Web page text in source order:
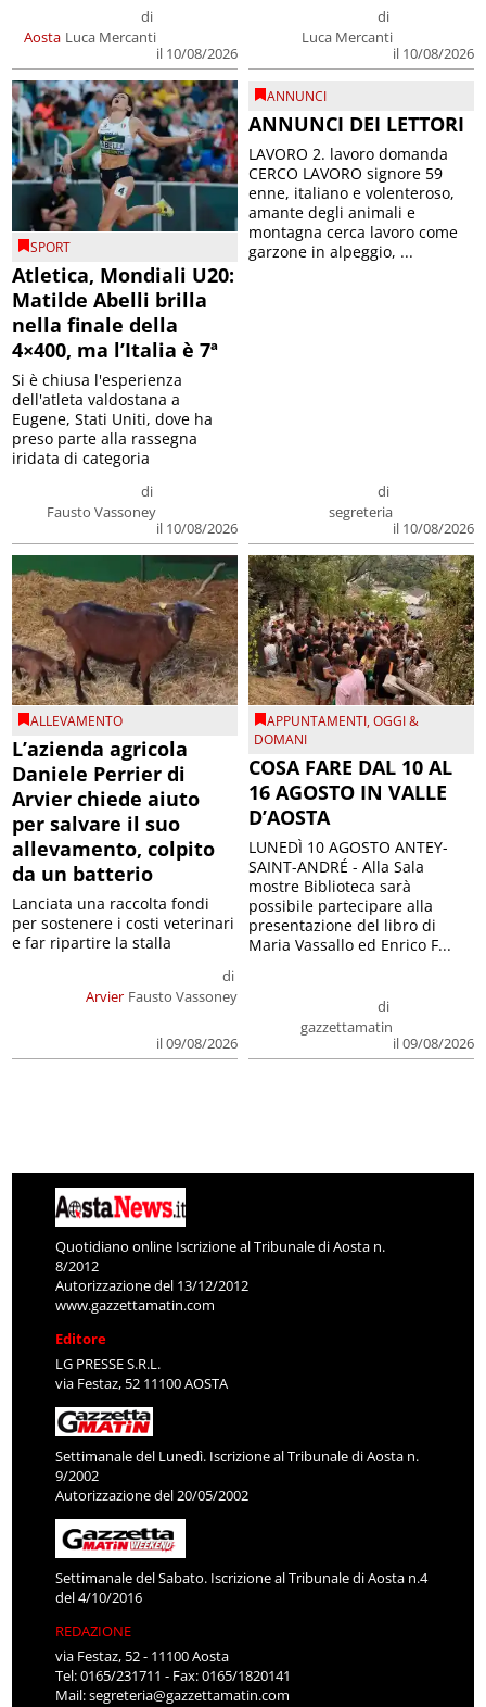
Aosta
di
Luca Mercanti
il 10/08/2026
di
Luca Mercanti
il 10/08/2026
SPORT
Atletica, Mondiali U20:
Matilde Abelli brilla
nella finale della
4×400, ma l’Italia è 7ª
di
Fausto Vassoney
il 10/08/2026
Si è chiusa l'esperienza
dell'atleta valdostana a
Eugene, Stati Uniti, dove ha
preso parte alla rassegna
iridata di categoria
ANNUNCI
ANNUNCI DEI LETTORI
di
segreteria
il 10/08/2026
LAVORO 2. lavoro domanda
CERCO LAVORO signore 59
enne, italiano e volenteroso,
amante degli animali e
montagna cerca lavoro come
garzone in alpeggio, ...
ALLEVAMENTO
L’azienda agricola
Daniele Perrier di
Arvier chiede aiuto
per salvare il suo
allevamento, colpito
da un batterio
Arvier
di
Fausto Vassoney
il 09/08/2026
Lanciata una raccolta fondi
per sostenere i costi veterinari
e far ripartire la stalla
APPUNTAMENTI,OGGI &
DOMANI
COSA FARE DAL 10 AL
16 AGOSTO IN VALLE
D’AOSTA
di
gazzettamatin
il 09/08/2026
LUNEDÌ 10 AGOSTO ANTEY-
SAINT-ANDRÉ - Alla Sala
mostre Biblioteca sarà
possibile partecipare alla
presentazione del libro di
Maria Vassallo ed Enrico F...
Quotidiano online Iscrizione al Tribunale di Aosta n.
8/2012
Autorizzazione del 13/12/2012
www.gazzettamatin.com
Editore
LG PRESSE S.R.L.
via Festaz, 52 11100 AOSTA
Settimanale del Lunedì. Iscrizione al Tribunale di Aosta n.
9/2002
Autorizzazione del 20/05/2002
Settimanale del Sabato. Iscrizione al Tribunale di Aosta n.4
del 4/10/2016
REDAZIONE
via Festaz, 52 - 11100 Aosta
Tel: 0165/231711 - Fax: 0165/1820141
Mail:segreteria@gazzettamatin.com